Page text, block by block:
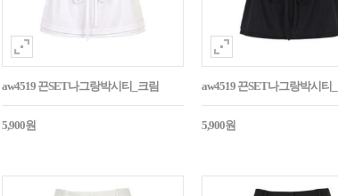
aw4519 끈SET나그랑박시티_크림
5,900원
aw4519 끈SET나그랑박시티
5,900원